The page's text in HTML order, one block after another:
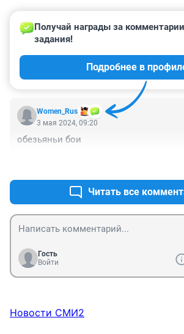
Гость
3 мая 2024, 09:52
сначало сериал про чушпанов крутят
а потом пожинают плоды
Women_Rus
Получай награды за
задания!
Подробнее в
3 мая 2024, 09:20
обезьяньи бои
Читать все
Гость
Войти
Новости СМИ2